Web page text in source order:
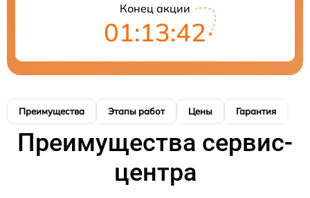
Конец акции
01:13:41
Преимущества Этапы работ Цены Гарантия
Преимущества сервис-
центра